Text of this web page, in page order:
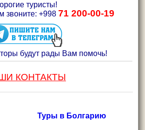
туристы!
звоните: +998 71 200-00-19
будут рады Вам помочь!
КОНТАКТЫ
Туры в Болгарию